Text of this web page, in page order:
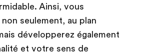
Ainsi, vous
seulement, au plan
développerez également
et votre sens de